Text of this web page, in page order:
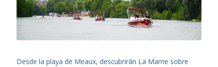
Desde la playa de Meaux, descubrirán La Marne sobre